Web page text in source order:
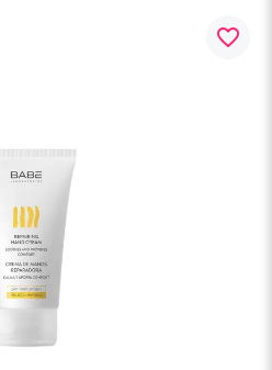
favorite_border